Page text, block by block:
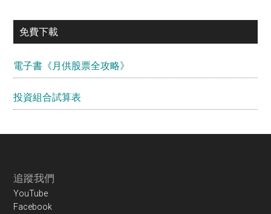
免費下載
電子書《月供股票全攻略》
投資組合試算表
Footer
追蹤我們
YouTube
Facebook